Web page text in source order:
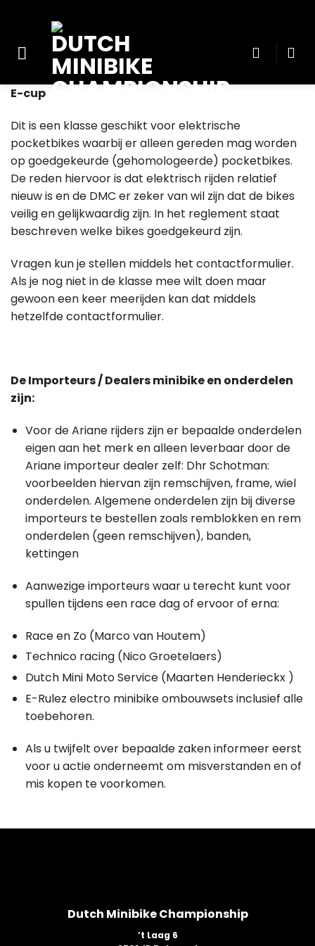
content
E-cup
Dit is een klasse geschikt voor elektrische
pocketbikes waarbij er alleen gereden mag worden
op goedgekeurde (gehomologeerde) pocketbikes.
De reden hiervoor is dat elektrisch rijden relatief
nieuw is en de DMC er zeker van wil zijn dat de bikes
veilig en gelijkwaardig zijn. In het reglement staat
beschreven welke bikes goedgekeurd zijn.
Vragen kun je stellen middels het contactformulier.
Als je nog niet in de klasse mee wilt doen maar
gewoon een keer meerijden kan dat middels
hetzelfde contactformulier.
De Importeurs / Dealers minibike en onderdelen
zijn:
Voor de Ariane rijders zijn er bepaalde onderdelen
eigen aan het merk en alleen leverbaar door de
Ariane importeur dealer zelf: Dhr Schotman:
voorbeelden hiervan zijn remschijven, frame, wiel
onderdelen. Algemene onderdelen zijn bij diverse
importeurs te bestellen zoals remblokken en rem
onderdelen (geen remschijven), banden,
kettingen
Aanwezige importeurs waar u terecht kunt voor
spullen tijdens een race dag of ervoor of erna:
Race en Zo (Marco van Houtem)
Technico racing (Nico Groetelaers)
Dutch Mini Moto Service (Maarten Henderieckx )
E-Rulez electro minibike ombouwsets inclusief alle
toebehoren.
Als u twijfelt over bepaalde zaken informeer eerst
voor u actie onderneemt om misverstanden en of
mis kopen te voorkomen.
Dutch Minibike Championship
’t Laag 6